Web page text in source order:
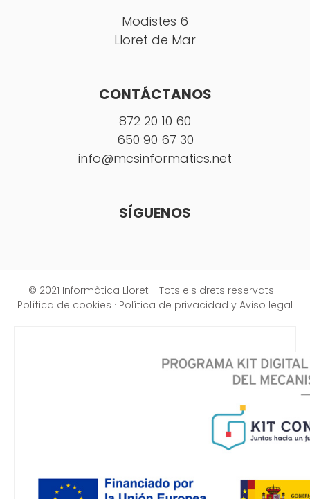
Modistes 6
Lloret de Mar
CONTÁCTANOS
872 20 10 60
650 90 67 30
info@mcsinformatics.net
SÍGUENOS
© 2021 Informàtica Lloret - Tots els drets reservats -
Política de cookies · Política de privacidad y Aviso legal